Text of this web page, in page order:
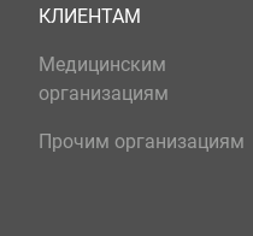
КЛИЕНТАМ
Медицинским
организациям
Прочим организациям